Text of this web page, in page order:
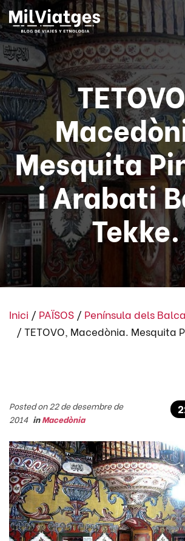
Mesquita
i Arabati
Tekke.
Inici / PAÏSOS / Península dels
/ TETOVO, Macedònia. Mesquita
Posted on 22 de desembre de
2014 inMacedònia